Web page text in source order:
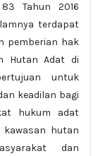
Tahun 2016
terdapat
pemberian hak
Hutan Adat di
untuk
keadilan bagi
hukum adat
hutan
dan